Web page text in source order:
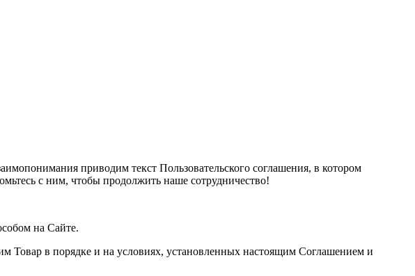
приводим текст Пользовательского соглашения, в котором
с ним, чтобы продолжить наше сотрудничество!
на Сайте.
Товар в порядке и на условиях, установленных настоящим Соглашением и